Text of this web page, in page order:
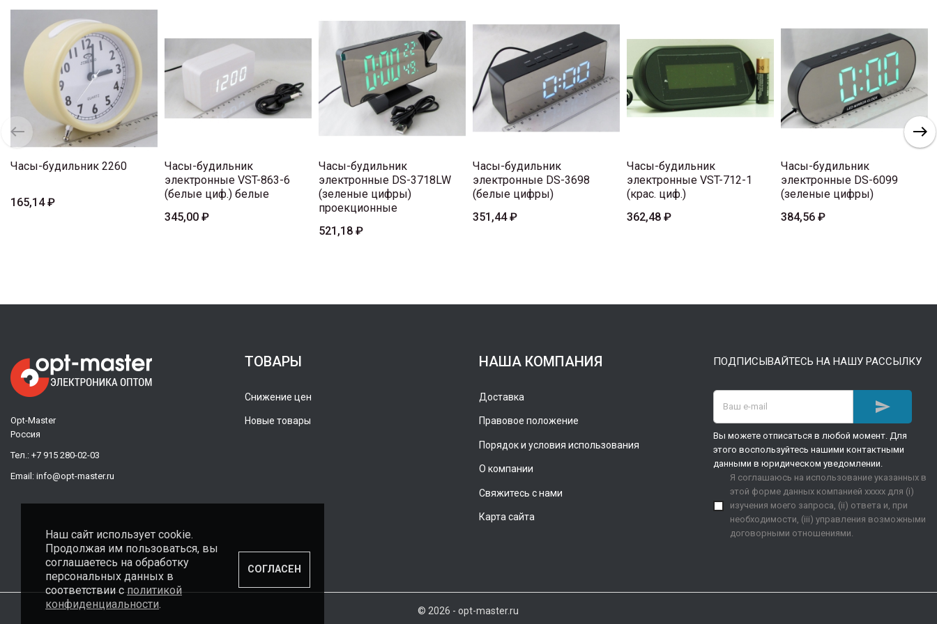
Часы-будильник 2260
165,14 ₽
Часы-будильник
электронные VST-863-6
(белые циф.) белые
345,00 ₽
Часы-будильник
электронные DS-3718LW
(зеленые цифры)
проекционные
521,18 ₽
Часы-будильник
электронные DS-3698
(белые цифры)
351,44 ₽
Часы-будильник
электронные VST-712-1
(крас. циф.)
362,48 ₽
Часы-будильник
электронные DS-6099
(зеленые цифры)
384,56 ₽
Opt-Master
Россия
Тел.: +7 915 280-02-03
Email: info@opt-master.ru
ТОВАРЫ
Снижение цен
Новые товары
НАША КОМПАНИЯ
Доставка
Правовое положение
Порядок и условия использования
О компании
Свяжитесь с нами
Карта сайта
ПОДПИСЫВАЙТЕСЬ НА НАШУ РАССЫЛКУ

Вы можете отписаться в любой момент. Для
этого воспользуйтесь нашими контактными
данными в юридическом уведомлении.
Я соглашаюсь на использование указанных в
этой форме данных компанией xxxxx для (i)
изучения моего запроса, (ii) ответа и, при
необходимости, (iii) управления возможными
договорными отношениями.
© 2026 - opt-master.ru
Наш сайт использует cookie.
Продолжая им пользоваться, вы
соглашаетесь на обработку
персональных данных в
соответствии сполитикой
конфиденциальности.
СОГЛАСЕН